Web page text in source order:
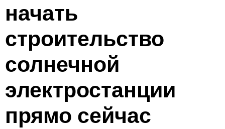
начать
строительство
солнечной
электростанции
прямо сейчас